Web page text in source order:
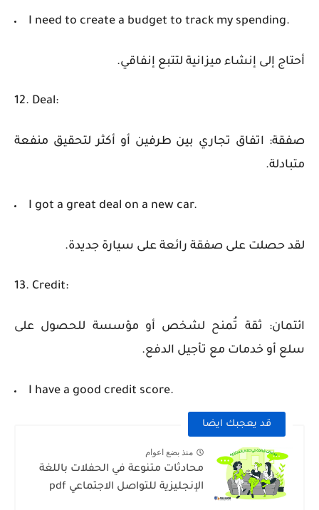
I need to create a budget to track my spending.
أحتاج إلى إنشاء ميزانية لتتبع إنفاقي.
12. Deal:
صفقة: اتفاق تجاري بين طرفين أو أكثر لتحقيق منفعة
متبادلة.
I got a great deal on a new car.
لقد حصلت على صفقة رائعة على سيارة جديدة.
13. Credit:
ائتمان: ثقة تُمنح لشخص أو مؤسسة للحصول على
سلع أو خدمات مع تأجيل الدفع.
I have a good credit score.
قد يعجبك ايضا
منذ بضع اعوام
محادثات متنوعة في الحفلات باللغة
الإنجليزية للتواصل الاجتماعي pdf